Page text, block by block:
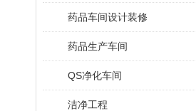
药品车间设计装修
药品生产车间
QS净化车间
洁净工程